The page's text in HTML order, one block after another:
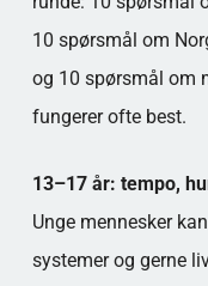
10 spørsmål om
og 10 spørsmål om
fungerer ofte best.
13–17 år: tempo,
Unge mennesker
systemer og gerne